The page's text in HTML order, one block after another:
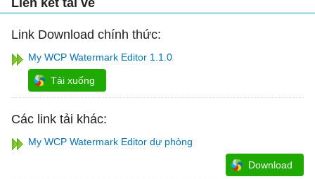
Link Download chính thức:
My WCP Watermark Editor 1.1.0
Tải xuống
Các link tải khác:
My WCP Watermark Editor dự phòng
Download